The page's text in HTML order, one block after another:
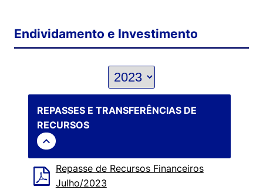
Endividamento e Investimento
REPASSES E TRANSFERÊNCIAS DE
RECURSOS
expand_less
Repasse de Recursos Financeiros
Julho/2023